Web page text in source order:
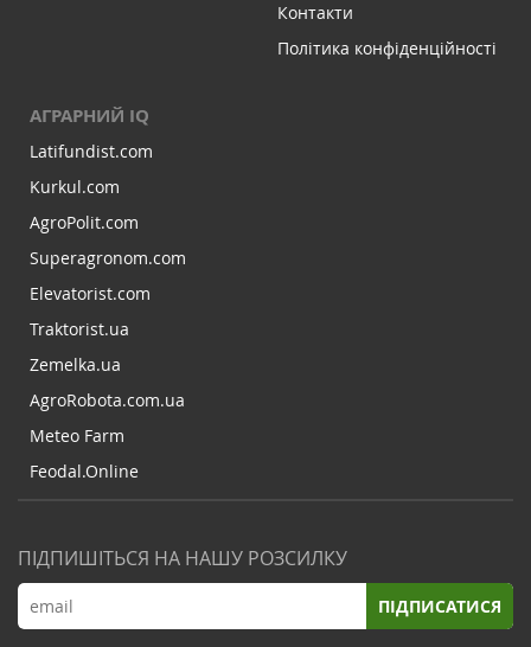
Контакти
Політика конфіденційності
АГРАРНИЙ IQ
Latifundist.com
Kurkul.com
AgroPolit.com
Superagronom.com
Elevatorist.com
Traktorist.ua
Zemelka.ua
AgroRobota.com.ua
Meteo Farm
Feodal.Online
ПІДПИШІТЬСЯ НА НАШУ РОЗСИЛКУ
ПІДПИСАТИСЯ